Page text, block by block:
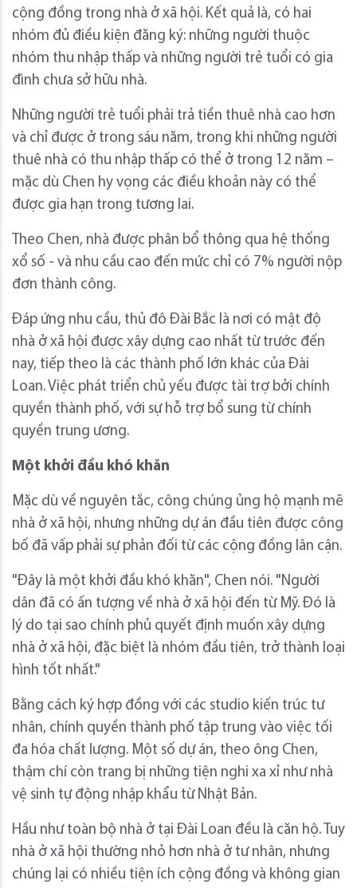
cộng đồng trong nhà ở xã hội. Kết quả là, có hai
nhóm đủ điều kiện đăng ký: những người thuộc
nhóm thu nhập thấp và những người trẻ tuổi có gia
đình chưa sở hữu nhà.
Những người trẻ tuổi phải trả tiền thuê nhà cao hơn
và chỉ được ở trong sáu năm, trong khi những người
thuê nhà có thu nhập thấp có thể ở trong 12 năm –
mặc dù Chen hy vọng các điều khoản này có thể
được gia hạn trong tương lai.
Theo Chen, nhà được phân bổ thông qua hệ thống
xổ số - và nhu cầu cao đến mức chỉ có 7% người nộp
đơn thành công.
Đáp ứng nhu cầu, thủ đô Đài Bắc là nơi có mật độ
nhà ở xã hội được xây dựng cao nhất từ ​​trước đến
nay, tiếp theo là các thành phố lớn khác của Đài
Loan. Việc phát triển chủ yếu được tài trợ bởi chính
quyền thành phố, với sự hỗ trợ bổ sung từ chính
quyền trung ương.
Một khởi đầu khó khăn
Mặc dù về nguyên tắc, công chúng ủng hộ mạnh mẽ
nhà ở xã hội, nhưng những dự án đầu tiên được công
bố đã vấp phải sự phản đối từ các cộng đồng lân cận.
"Đây là một khởi đầu khó khăn", Chen nói. "Người
dân đã có ấn tượng về nhà ở xã hội đến từ Mỹ. Đó là
lý do tại sao chính phủ quyết định muốn xây dựng
nhà ở xã hội, đặc biệt là nhóm đầu tiên, trở thành loại
hình tốt nhất."
Bằng cách ký hợp đồng với các studio kiến ​​trúc tư
nhân, chính quyền thành phố tập trung vào việc tối
đa hóa chất lượng. Một số dự án, theo ông Chen,
thậm chí còn trang bị những tiện nghi xa xỉ như nhà
vệ sinh tự động nhập khẩu từ Nhật Bản.
Hầu như toàn bộ nhà ở tại Đài Loan đều là căn hộ. Tuy
nhà ở xã hội thường nhỏ hơn nhà ở tư nhân, nhưng
chúng lại có nhiều tiện ích cộng đồng và không gian